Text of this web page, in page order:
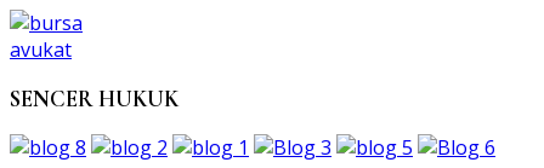
SENCER HUKUK